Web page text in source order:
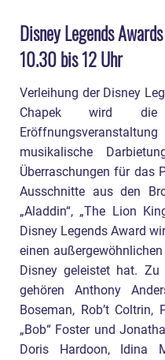
Disney Legends
10.30 bis 12 Uhr
Verleihung der Disney
Chapek wird
musikalische
Überraschungen für das
Ausschnitte aus den
„Aladdin“, „The Lion
Disney Legends Award
einen
Disney geleistet hat. Zu
gehören Anthony
Boseman, Rob’t Coltrin,
„Bob“ Foster und
Doris Hardoon, Idina